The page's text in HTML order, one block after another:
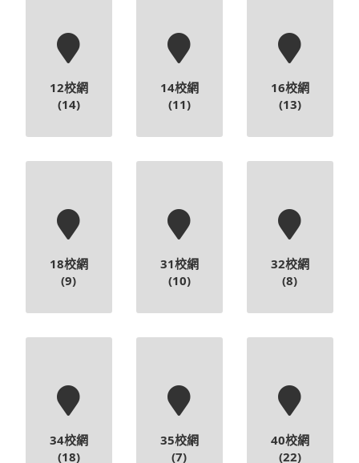
12校網
(14)
14校網
(11)
16校網
(13)
18校網
(9)
31校網
(10)
32校網
(8)
34校網
(18)
35校網
(7)
40校網
(22)